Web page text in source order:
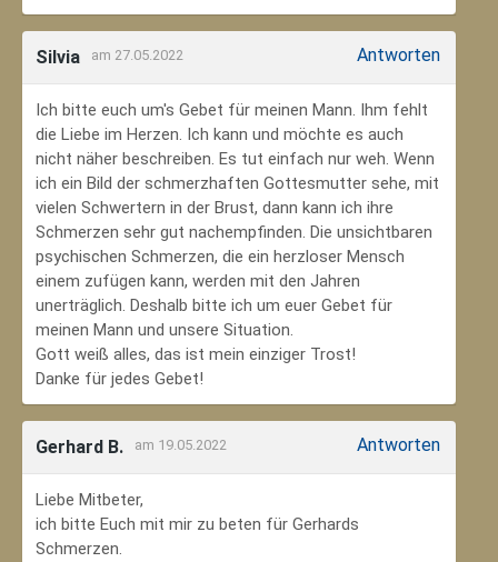
Silvia am 27.05.2022 Antworten
Ich bitte euch um's Gebet für meinen Mann. Ihm fehlt
die Liebe im Herzen. Ich kann und möchte es auch
nicht näher beschreiben. Es tut einfach nur weh. Wenn
ich ein Bild der schmerzhaften Gottesmutter sehe, mit
vielen Schwertern in der Brust, dann kann ich ihre
Schmerzen sehr gut nachempfinden. Die unsichtbaren
psychischen Schmerzen, die ein herzloser Mensch
einem zufügen kann, werden mit den Jahren
unerträglich. Deshalb bitte ich um euer Gebet für
meinen Mann und unsere Situation.
Gott weiß alles, das ist mein einziger Trost!
Danke für jedes Gebet!
Gerhard B. am 19.05.2022 Antworten
Liebe Mitbeter,
ich bitte Euch mit mir zu beten für Gerhards
Schmerzen.